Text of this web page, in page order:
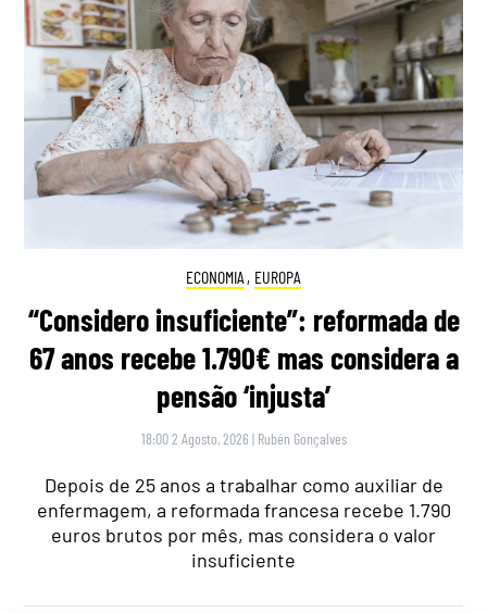
ECONOMIA , EUROPA
“Considero insuficiente”: reformada de
67 anos recebe 1.790€ mas considera a
pensão ‘injusta’
18:00 2 Agosto, 2026 | Rubén Gonçalves
Depois de 25 anos a trabalhar como auxiliar de
enfermagem, a reformada francesa recebe 1.790
euros brutos por mês, mas considera o valor
insuficiente